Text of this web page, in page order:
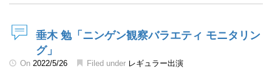
垂木 勉「ニンゲン観察バラエティ モニタリン
グ」
On 2022/5/26 Filed under レギュラー出演